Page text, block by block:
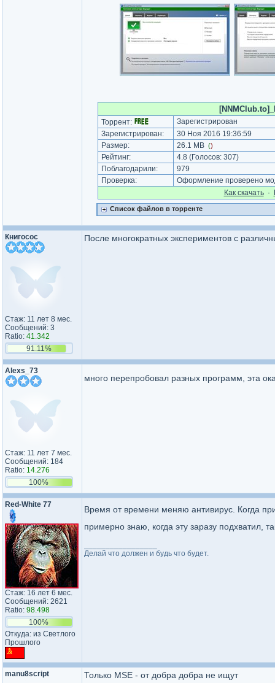
Торрент:
Зарегистрирован
Зарегистрирован:
30 Ноя 2016 19:36:59
Размер:
26.1 MB ()
Рейтинг: 4.8 (Голосов: 307)
Поблагодарили:
979
Проверка:
Оформление проверено
Как cкачать·
Список файлов в торренте
Книгосос
Стаж: 11 лет 8 мес.
Сообщений: 3
Ratio: 41.342
91.11%
После многократных экспериментов с
Alexs_73
Стаж: 11 лет 7 мес.
Сообщений: 184
Ratio: 14.276
100%
много перепробовал разных программ, эта
Red-White 77
Стаж: 16 лет 6 мес.
Сообщений: 2621
Ratio: 98.498
100%
Откуда: из Светлого
Прошлого
Время от времени меняю антивирус. Когда
примерно знаю, когда эту заразу подхватил,
Делай что должен и будь что будет.
manu8script Только MSE - от добра добра не ищут